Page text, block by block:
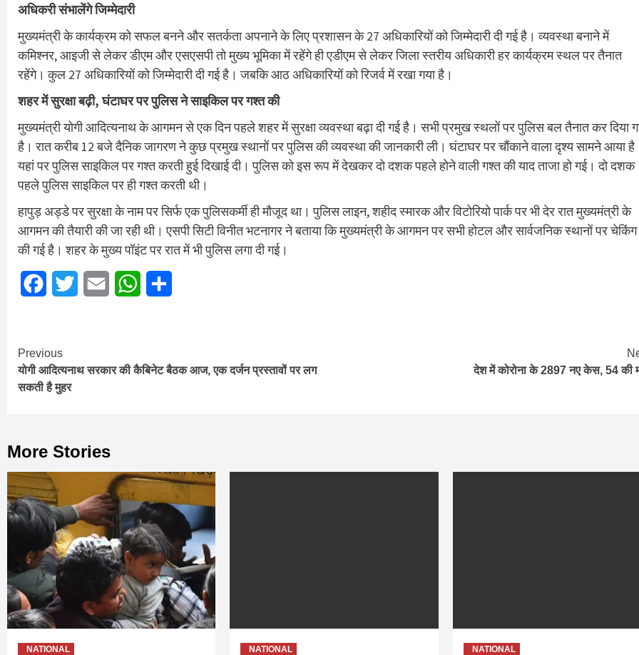
अधिकरी संभालेंगे जिम्मेदारी
मुख्यमंत्री के कार्यक्रम को सफल बनने और सतर्कता अपनाने के लिए प्रशासन के 27 अधिकारियों को जिम्मेदारी दी गई है। व्यवस्था बनाने में
कमिश्नर, आइजी से लेकर डीएम और एसएसपी तो मुख्य भूमिका में रहेंगे ही एडीएम से लेकर जिला स्तरीय अधिकारी हर कार्यक्रम स्थल पर तैनात
रहेंगे। कुल 27 अधिकारियों को जिम्मेदारी दी गई है। जबकि आठ अधिकारियों को रिजर्व में रखा गया है।
शहर में सुरक्षा बढ़ी, घंटाघर पर पुलिस ने साइकिल पर गश्त की
मुख्यमंत्री योगी आदित्यनाथ के आगमन से एक दिन पहले शहर में सुरक्षा व्यवस्था बढ़ा दी गई है। सभी प्रमुख स्थलों पर पुलिस बल तैनात कर दिया
है। रात करीब 12 बजे दैनिक जागरण ने कुछ प्रमुख स्थानों पर पुलिस की व्यवस्था की जानकारी ली। घंटाघर पर चौंकाने वाला दृश्य सामने आया
यहां पर पुलिस साइकिल पर गश्त करती हुई दिखाई दी। पुलिस को इस रूप में देखकर दो दशक पहले होने वाली गश्त की याद ताजा हो गई। दो दशक
पहले पुलिस साइकिल पर ही गश्त करती थी।
हापुड़ अड्डे पर सुरक्षा के नाम पर सिर्फ एक पुलिसकर्मी ही मौजूद था। पुलिस लाइन, शहीद स्मारक और विटोरियो पार्क पर भी देर रात मुख्यमंत्री के
आगमन की तैयारी की जा रही थी। एसपी सिटी विनीत भटनागर ने बताया कि मुख्यमंत्री के आगमन पर सभी होटल और सार्वजनिक स्थानों पर चेकिंग
की गई है। शहर के मुख्य पॉइंट पर रात में भी पुलिस लगा दी गई।
FacebookTwitter Email WhatsApp
Continue
Reading
Previous
योगी आदित्यनाथ सरकार की कैबिनेट बैठक आज, एक दर्जन प्रस्तावों पर लग
सकती है मुहर
देश में कोरोना के 2897 नए केस, 54 की
More Stories
NATIONAL NATIONAL NATIONAL